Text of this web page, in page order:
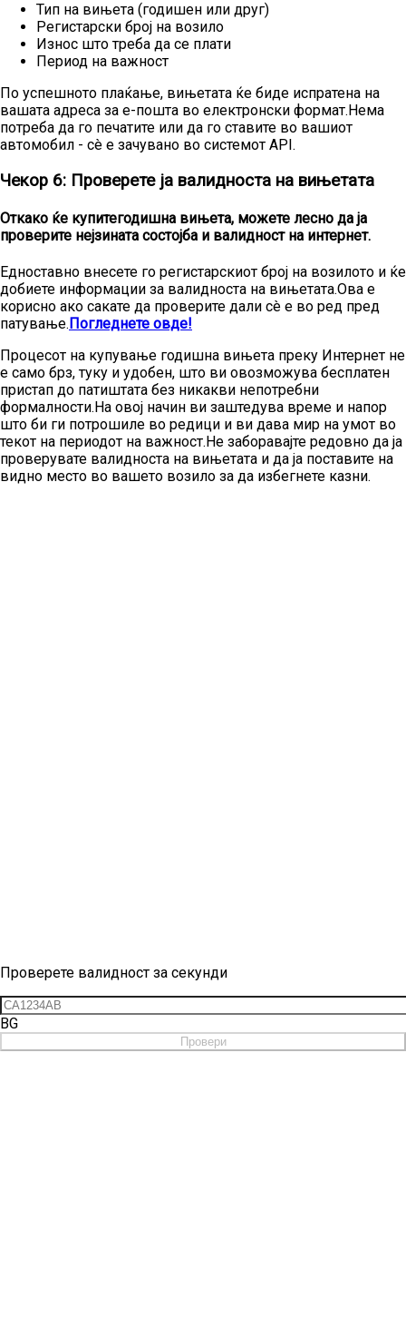
Тип на вињета (годишен или друг)
Регистарски број на возило
Износ што треба да се плати
Период на важност
По успешното плаќање, вињетата ќе биде испратена на
вашата адреса за е-пошта во електронски формат.Нема
потреба да го печатите или да го ставите во вашиот
автомобил - сè е зачувано во системот API.
Чекор 6: Проверете ја валидноста на вињетата
Откако ќе купитегодишна вињета, можете лесно да ја
проверите нејзината состојба и валидност на интернет.
Едноставно внесете го регистарскиот број на возилото и ќе
добиете информации за валидноста на вињетата.Ова е
корисно ако сакате да проверите дали сè е во ред пред
патување. Погледнете овде!
Процесот на купување годишна вињета преку Интернет не
е само брз, туку и удобен, што ви овозможува бесплатен
пристап до патиштата без никакви непотребни
формалности.На овој начин ви заштедува време и напор
што би ги потрошиле во редици и ви дава мир на умот во
текот на периодот на важност.Не заборавајте редовно да ја
проверувате валидноста на вињетата и да ја поставите на
видно место во вашето возило за да избегнете казни.
Проверете валидност за секунди
BG
Провери